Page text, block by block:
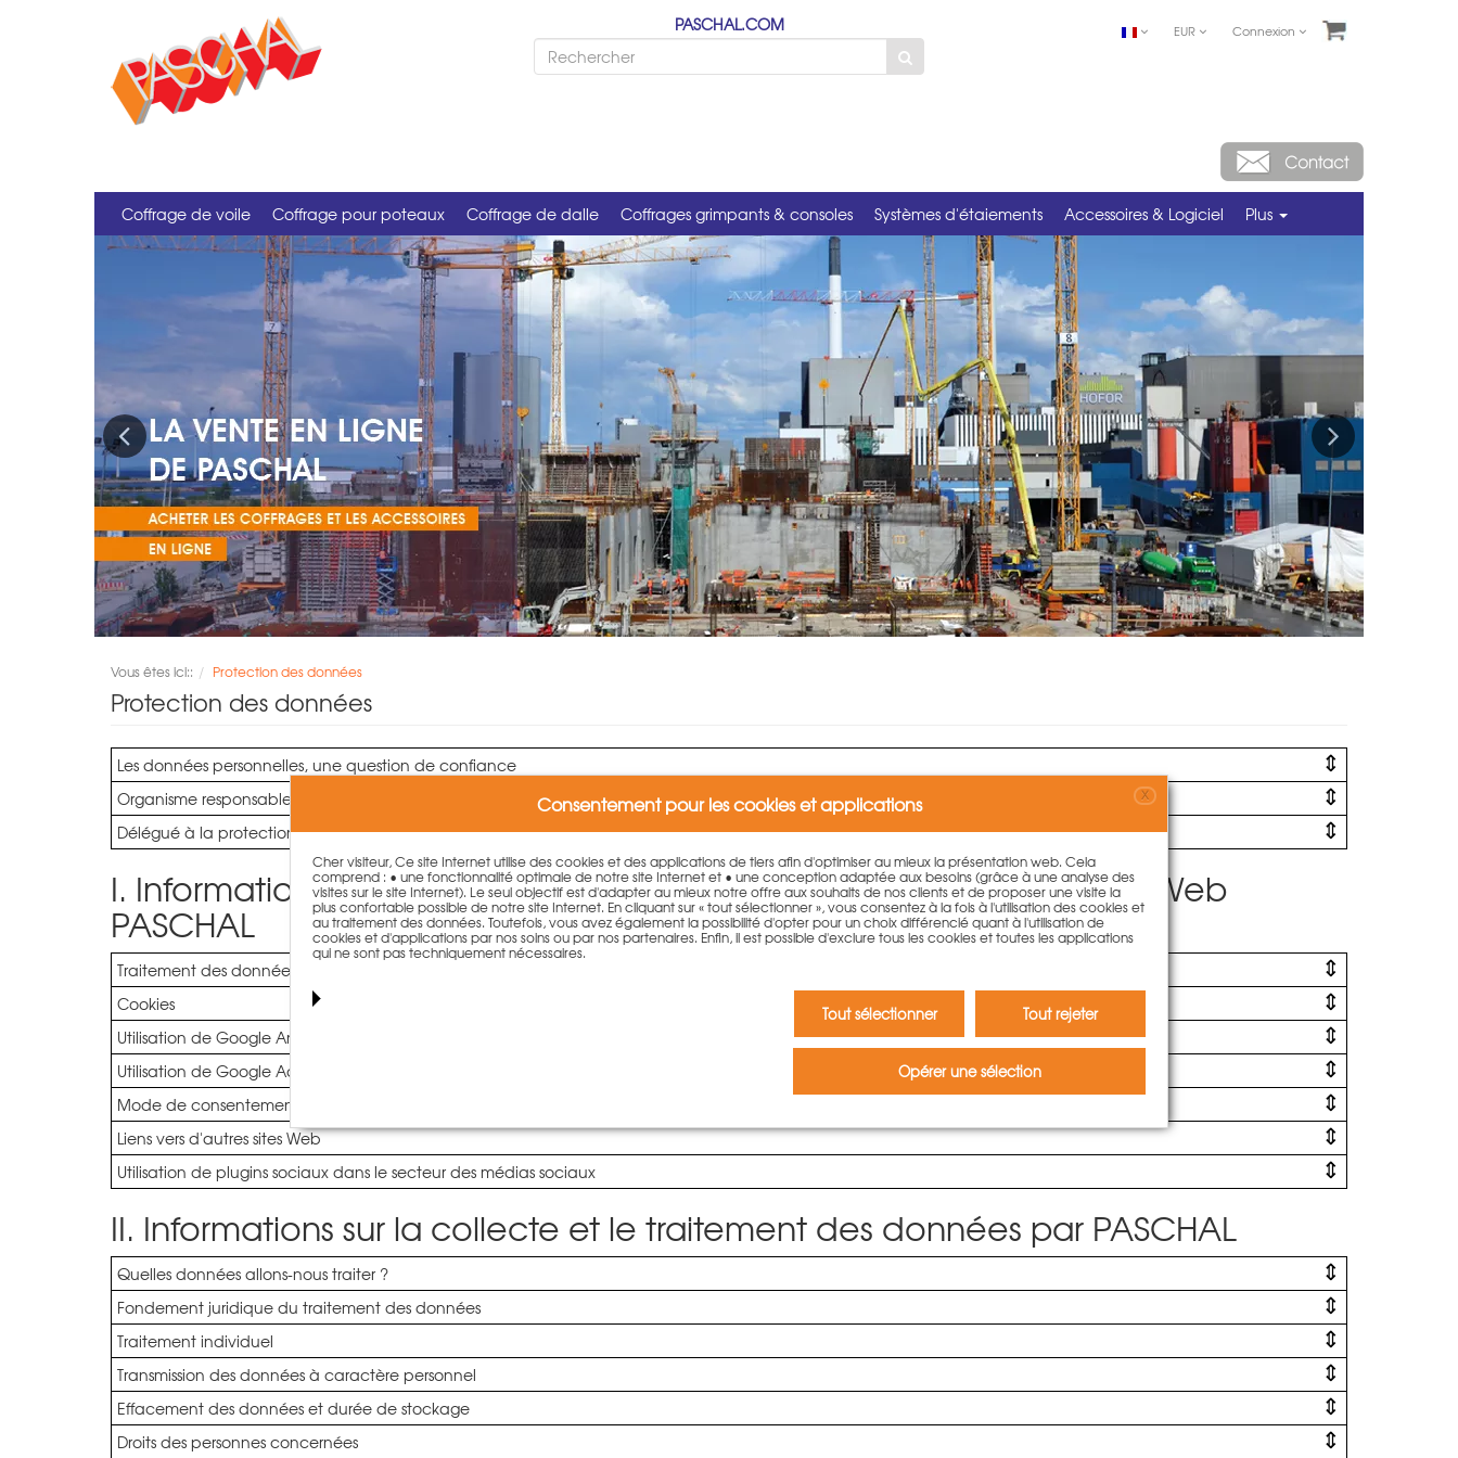
EUR Connexion
PASCHAL.COM
Coffrage de voile Coffrage pour poteaux Coffrage de dalle Coffrages grimpants & consoles Systèmes d'étaiements Accessoires & Logiciel Plus
Previous Next
Vous êtes ici:: Protection des données
Protection des données
Les données personnelles, une question de confiance
Organisme responsable
Délégué à la protection des données de l'entreprise
I. Informations sur le traitement des données lors de la visite du site Web
PASCHAL
Traitement des données
Cookies
Utilisation de Google Analytics 4
Utilisation de Google Ads
Mode de consentement Google
Liens vers d'autres sites Web
Utilisation de plugins sociaux dans le secteur des médias sociaux
II. Informations sur la collecte et le traitement des données par PASCHAL
Quelles données allons-nous traiter ?
Fondement juridique du traitement des données
Traitement individuel
Transmission des données à caractère personnel
Effacement des données et durée de stockage
Droits des personnes concernées
Consentement pour les cookies et applications X
Cher visiteur, Ce site Internet utilise des cookies et des applications de tiers afin d'optimiser au mieux la présentation web. Cela
comprend : • une fonctionnalité optimale de notre site Internet et • une conception adaptée aux besoins (grâce à une analyse des
visites sur le site Internet). Le seul objectif est d'adapter au mieux notre offre aux souhaits de nos clients et de proposer une visite la
plus confortable possible de notre site Internet. En cliquant sur « tout sélectionner », vous consentez à la fois à l'utilisation des cookies et
au traitement des données. Toutefois, vous avez également la possibilité d'opter pour un choix différencié quant à l'utilisation de
cookies et d'applications par nos soins ou par nos partenaires. Enfin, il est possible d'exclure tous les cookies et toutes les applications
qui ne sont pas techniquement nécessaires.
Tout sélectionner Tout rejeter
Opérer une sélection